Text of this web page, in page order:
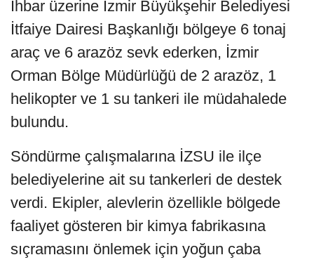
İhbar üzerine İzmir Büyükşehir Belediyesi
İtfaiye Dairesi Başkanlığı bölgeye 6 tonaj
araç ve 6 arazöz sevk ederken, İzmir
Orman Bölge Müdürlüğü de 2 arazöz, 1
helikopter ve 1 su tankeri ile müdahalede
bulundu.
Söndürme çalışmalarına İZSU ile ilçe
belediyelerine ait su tankerleri de destek
verdi. Ekipler, alevlerin özellikle bölgede
faaliyet gösteren bir kimya fabrikasına
sıçramasını önlemek için yoğun çaba